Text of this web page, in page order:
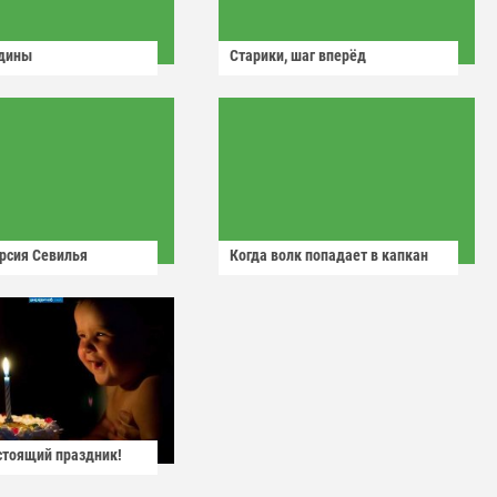
Старики, шаг вперёд
Севилья Когда волк попадает в капкан
праздник!